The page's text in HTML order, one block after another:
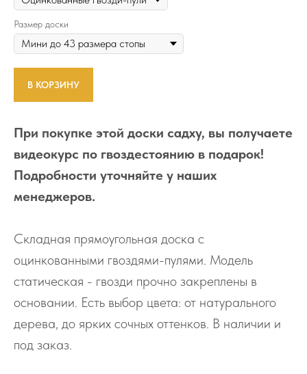
Размер доски
В КОРЗИНУ
При покупке этой доски садху, вы получаете
видеокурс по гвоздестоянию в подарок!
Подробности уточняйте у наших
менеджеров.
Складная прямоугольная доска с
оцинкованными гвоздями-пулями. Модель
статическая - гвозди прочно закреплены в
основании. Есть выбор цвета: от натурального
дерева, до ярких сочных оттенков. В наличии и
под заказ.